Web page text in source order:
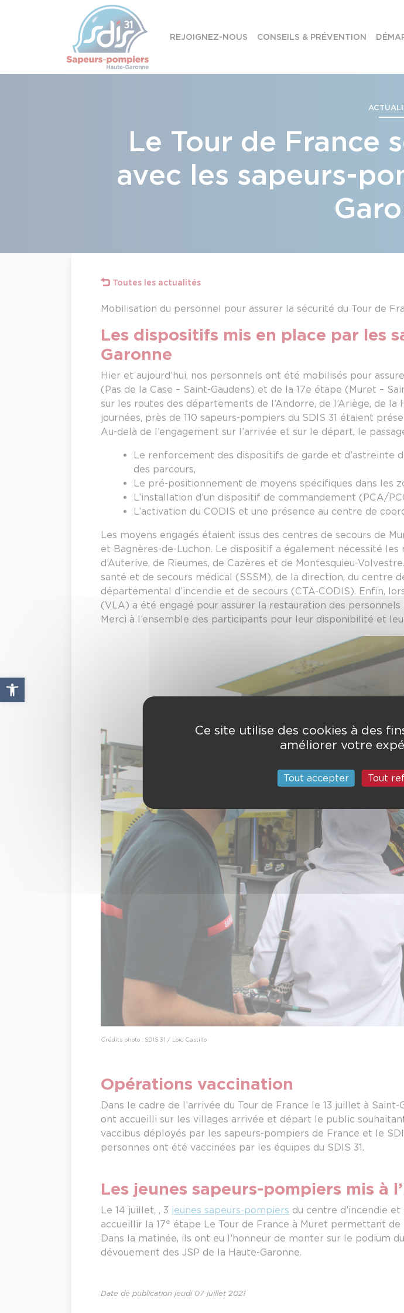
Ouvrir la barre d’outils
REJOIGNEZ-NOUS CONSEILS & PRÉVENTION
Le Tour de France
avec les sapeurs-
Toutes les actualités
Mobilisation du personnel pour assurer la sécurité du Tour de
Les dispositifs mis en place par les
Garonne
Hier et aujourd’hui, nos personnels ont été mobilisés pour
(Pas de la Case – Saint-Gaudens) et de la 17e étape (Muret –
sur les routes des départements de l’Andorre, de l’Ariège, de
journées, près de 110 sapeurs-pompiers du SDIS 31 étaient
Au-delà de l’engagement sur l’arrivée et sur le départ, le
Le renforcement des dispositifs de garde et d’astreinte
des parcours,
Le pré-positionnement de moyens spécifiques dans les
L’installation d’un dispositif de commandement (PCA/
L’activation du CODIS et une présence au centre de
Les moyens engagés étaient issus des centres de secours de
et Bagnères-de-Luchon. Le dispositif a également nécessité
d’Auterive, de Rieumes, de Cazères et de Montesquieu-
santé et de secours médical (SSSM), de la direction, du
départemental d’incendie et de secours (CTA-CODIS). Enfin,
(VLA) a été engagé pour assurer la restauration des personnels
Merci à l’ensemble des participants pour leur disponibilité et
Crédits photo : SDIS 31 / Loïc Castillo
Opérations vaccination
Dans le cadre de l’arrivée du Tour de France le 13 juillet à
ont accueilli sur les villages arrivée et départ le public
vaccibus déployés par les sapeurs-pompiers de France et le
personnes ont été vaccinées par les équipes du SDIS 31.
Les jeunes sapeurs-pompiers mis à
Le 14 juillet, , 3 jeunes sapeurs-pompiers du centre d’incendie
accueillir la 17e étape Le Tour de France à Muret permettant
Dans la matinée, ils ont eu l’honneur de monter sur le podium
dévouement des JSP de la Haute-Garonne.
Date de publication jeudi 07 juillet 2021
Panneau de gestion des cookies
Ce site utilise des cookies à des
améliorer votre
Tout accepter Tout